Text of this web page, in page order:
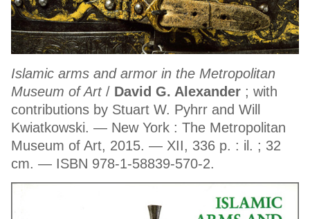
Islamic arms and armor in the Metropolitan
Museum of Art/ David G. Alexander ; with
contributions by Stuart W. Pyhrr and Will
Kwiatkowski. — New York : The Metropolitan
Museum of Art, 2015. — XII, 336 p. : il. ; 32
cm. — ISBN 978-1-58839-570-2.